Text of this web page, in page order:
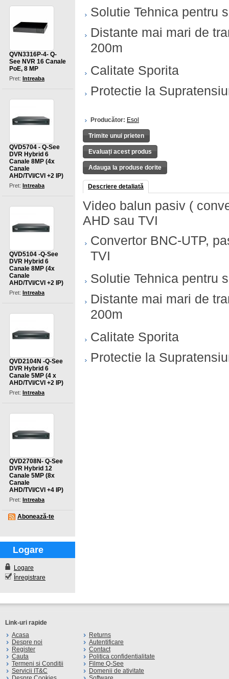
QVN3316P-4- Q-
See NVR 16 Canale
PoE, 8 MP
Pret: Intreaba
QVD5704 - Q-See
DVR Hybrid 6
Canale 8MP (4x
Canale
AHD/TVI/CVI +2 IP)
Pret: Intreaba
QVD5104 -Q-See
DVR Hybrid 6
Canale 8MP (4x
Canale
AHD/TVI/CVI +2 IP)
Pret: Intreaba
QVD2104N -Q-See
DVR Hybrid 6
Canale 5MP (4 x
AHD/TVI/CVI +2 IP)
Pret: Intreaba
QVD2708N- Q-See
DVR Hybrid 12
Canale 5MP (8x
Canale
AHD/TVI/CVI +4 IP)
Pret: Intreaba
Abonează-te
Logare
Logare
Înregistrare
Solutie Tehnica pentru
Distante mai mari de
200m
Calitate Sporita
Protectie la
Producător: Esol
Trimite unui prieten
Evaluați acest produs
Adauga la produse dorite
Descriere detaliată
Video balun pasiv (
AHD sau TVI
Convertor BNC-UTP,
TVI
Solutie Tehnica pentru
Distante mai mari de
200m
Calitate Sporita
Protectie la
Link-uri rapide
Acasa
Returns
Despre noi
Autentificare
Register
Contact
Cauta
Politica confidentialitate
Termeni si Conditii
Filme Q-See
Servicii IT&C
Domenii de ativitate